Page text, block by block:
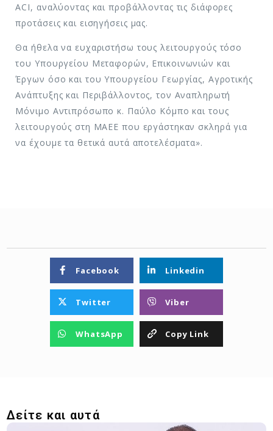
ACI, αναλύοντας και προβάλλοντας τις διάφορες
προτάσεις και εισηγήσεις μας.
Θα ήθελα να ευχαριστήσω τους λειτουργούς τόσο
του Υπουργείου Μεταφορών, Επικοινωνιών και
Έργων όσο και του Υπουργείου Γεωργίας, Αγροτικής
Ανάπτυξης και Περιβάλλοντος, τον Αναπληρωτή
Μόνιμο Αντιπρόσωπο κ. Παύλο Κόμπο και τους
λειτουργούς στη ΜΑΕΕ που εργάστηκαν σκληρά για
να έχουμε τα θετικά αυτά αποτελέσματα».
Facebook Linkedin
Twitter Viber
WhatsApp Copy Link
Δείτε και αυτά